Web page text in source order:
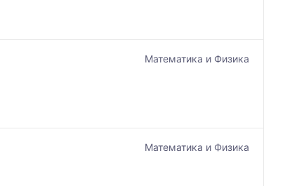
Математика и Физика
Математика и Физика